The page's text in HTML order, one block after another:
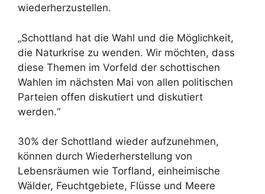
wiederherzustellen.
„Schottland hat die Wahl und die Möglichkeit,
die Naturkrise zu wenden. Wir möchten, dass
diese Themen im Vorfeld der schottischen
Wahlen im nächsten Mai von allen politischen
Parteien offen diskutiert und diskutiert
werden.“
30% der Schottland wieder aufzunehmen,
können durch Wiederherstellung von
Lebensräumen wie Torfland, einheimische
Wälder, Feuchtgebiete, Flüsse und Meere